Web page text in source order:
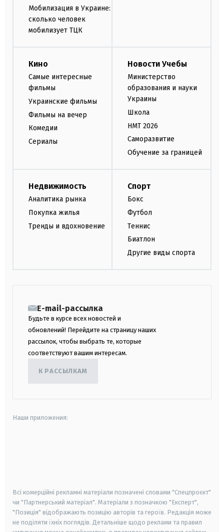
Мобилизация в Украине:
сколько человек
мобилизует ТЦК
Кино
Самые интересные
фильмы
Украинские фильмы
Фильмы на вечер
Комедии
Сериалы
Новости Учебы
Министерство
образования и науки
Украины
Школа
НМТ 2026
Саморазвитие
Обучение за границей
Недвижимость
Аналитика рынка
Покупка жилья
Тренды и вдохновение
Спорт
Бокс
Футбол
Теннис
Биатлон
Другие виды спорта
E-mail-рассылка
Будьте в курсе всех новостей и
обновлений! Перейдите на страницу наших
рассылок, чтобы выбрать те, которые
соответствуют вашим интересам.
К РАССЫЛКАМ
Наши приложения:
Всі комерційні рекламні матеріали позначені словами "Спецпроєкт"
чи "Партнерський матеріал". Матеріали з позначкою "Експерт",
"Позиція" відображають позицію авторів та героїв. Редакція може
не поділяти їхніх поглядів. Детальніше щодо реклами та правил